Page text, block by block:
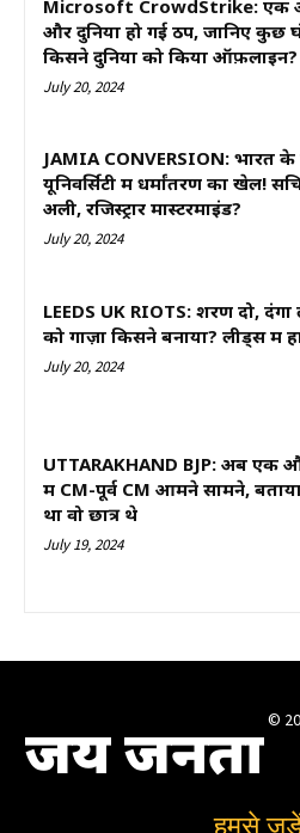
Microsoft CrowdStrike: एक
और दुनिया हो गई ठप, जानिए कुछ
किसने दुनिया को किया ऑफ़लाइन?
July 20, 2024
JAMIA CONVERSION: भारत के
यूनिवर्सिटी में धर्मांतरण का खेल!
अली, रजिस्ट्रार मास्टरमाइंड?
July 20, 2024
LEEDS UK RIOTS: शरण दो, दंगा
को गाज़ा किसने बनाया? लीड्स में
July 20, 2024
UTTARAKHAND BJP: अब एक
में CM-पूर्व CM आमने सामने,
था वो छात्र थे
July 19, 2024
जय जनता ©
हमसे